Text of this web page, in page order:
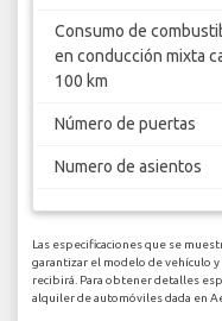
Consumo de
en conducción mixta
100 km
Número de puertas
Numero de asientos
Las especificaciones que se
garantizar el modelo de vehículo y
recibirá. Para obtener detalles
alquiler de automóviles dada en